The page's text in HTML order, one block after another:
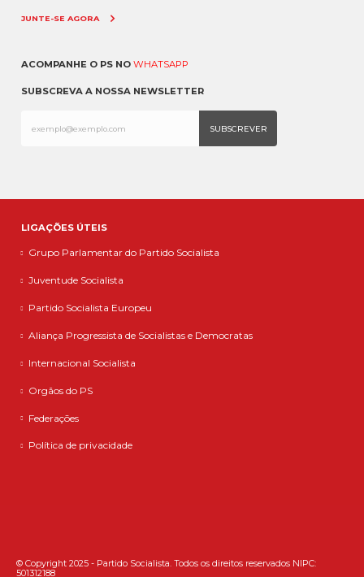
JUNTE-SE AGORA
ACOMPANHE O PS NO WHATSAPP
SUBSCREVA A NOSSA NEWSLETTER
LIGAÇÕES ÚTEIS
Grupo Parlamentar do Partido Socialista
Juventude Socialista
Partido Socialista Europeu
Aliança Progressista de Socialistas e Democratas
Internacional Socialista
Orgãos do PS
Federações
Política de privacidade
© Copyright 2025 - Partido Socialista. Todos os direitos reservados NIPC:
501312188